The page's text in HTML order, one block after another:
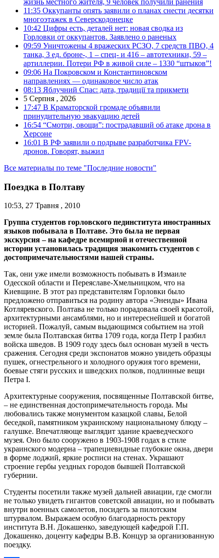
11:35 Оккупанты опять заявили о планах снести десятки
многоэтажек в Северскодонецке
10:42 Цифры есть, деталей нет: новая сводка из
Горловки от оккупантов. Заявлено о раненых
09:59 Уничтожены 4 вражеских РСЗО, 7 средств ПВО, 4
танка, 3 ед. броне-, 1 – спец- и 416 – автотехники, 59 –
артиллерии. Потери РФ в живой силе – 1330 “штыков”!
09:06 На Покровском и Константиновском
направлениях — одинаковое число атак
08:13 Яблучний Спас: дата, традиції та прикмети
5 Серпня , 2026
17:47 В Краматорской громаде объявили
принудительную эвакуацию детей
16:54 “Смотри, овощи”: пострадавший об атаке дрона в
Херсоне
16:01 В РФ заявили о подрыве разработчика FPV-
дронов. Говорят, выжил
Все материалы по теме "Последние новости"
Поездка в Полтаву
10:53, 27 Травня , 2010
Группа студентов горловского пединститута иностранных
языков побывала в Полтаве. Это была не первая
экскурсия – на кафедре всемирной и отечественной
истории установилась традиция знакомить студентов с
достопримечательностями нашей страны.
Так, они уже имели возможность побывать в Измаиле
Одесской области и Переяславе-Хмельницком, что на
Киевщине. В этот раз представителям Горловки было
предложено отправиться на родину автора «Энеиды» Ивана
Котляревского. Полтава не только порадовала своей красотой,
архитектурными ансамблями, но и интереснейшей и богатой
историей. Пожалуй, самым выдающимся событием на этой
земле была Полтавская битва 1709 года, когда Петр І разбил
войска шведов. В 1909 году здесь был основан музей в честь
сражения. Сегодня среди экспонатов можно увидеть образцы
пушек, огнестрельного и холодного оружия того времени,
боевые стяги русских и шведских полков, подлинные вещи
Петра І.
Архитектурные сооружения, посвященные Полтавской битве,
– не единственная достопримечательность города. Мы
любовались также монументом казацкой славы, Белой
беседкой, памятником украинскому национальному блюду –
галушке. Впечатляюще выглядит здание краеведческого
музея. Оно было сооружено в 1903-1908 годах в стиле
украинского модерна – трапециевидные глубокие окна, двери
в форме лоджий, яркие росписи на стенах. Украшают
строение гербы уездных городов бывшей Полтавской
губернии.
Студенты посетили также музей дальней авиации, где смогли
не только увидеть гигантов советской авиации, но и побывать
внутри военных самолетов, посидеть за пилотским
штурвалом. Выражаем особую благодарность ректору
института В.Н. Докашенко, заведующей кафедрой Г.П.
Докашенко, доценту кафедры В.В. Концур за организованную
поездку.